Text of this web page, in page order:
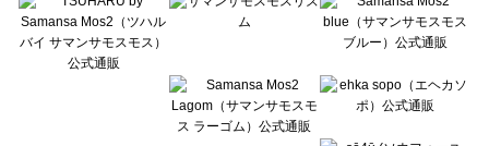
Lugnoncure（ルノンキュール）のアウター一覧
BETTY'S BLUE（べティーズブルー）のアウター一覧
Wpc.（ワールドパーティー）のアウター一覧